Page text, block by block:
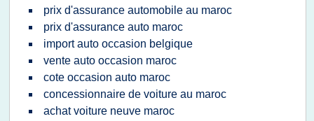
prix d'assurance automobile au maroc
prix d'assurance auto maroc
import auto occasion belgique
vente auto occasion maroc
cote occasion auto maroc
concessionnaire de voiture au maroc
achat voiture neuve maroc